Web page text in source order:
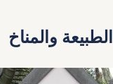
الطبيعة والمناخ